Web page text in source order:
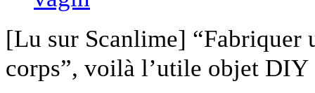
[Lu sur Scanlime] “Fabriquer
corps”, voilà l’utile objet